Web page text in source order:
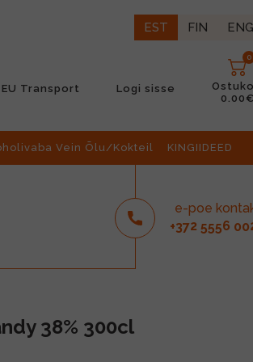
EST FIN ENG
EU Transport Logi sisse
0
0.00€
Vein Õlu/Kokteil KINGIIDEED
e-poe
+372 5556 00
38% 300cl